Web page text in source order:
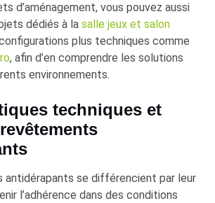
d’aménagement, vous pouvez aussi
dédiés à la salle jeux et salon
plus techniques comme
, afin d’en comprendre les solutions
environnements.
techniques et
antidérapants se différencient par leur
l’adhérence dans des conditions